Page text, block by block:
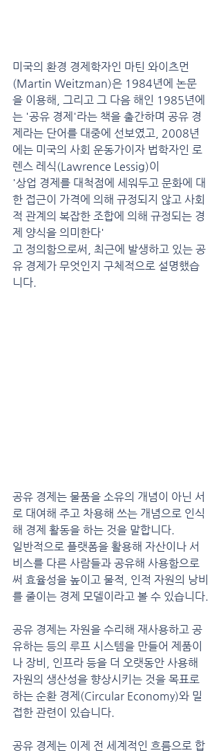
미국의 환경 경제학자인 마틴 와이츠먼
(Martin Weitzman)은 1984년에 논문
을 이용해, 그리고 그 다음 해인 1985년에
는 '공유 경제'라는 책을 출간하며 공유 경
제라는 단어를 대중에 선보였고, 2008년
에는 미국의 사회 운동가이자 법학자인 로
렌스 레식(Lawrence Lessig)이
'상업 경제를 대척점에 세워두고 문화에 대
한 접근이 가격에 의해 규정되지 않고 사회
적 관계의 복잡한 조합에 의해 규정되는 경
제 양식을 의미한다'
고 정의함으로써, 최근에 발생하고 있는 공
유 경제가 무엇인지 구체적으로 설명했습
니다.
공유 경제는 물품을 소유의 개념이 아닌 서
로 대여해 주고 차용해 쓰는 개념으로 인식
해 경제 활동을 하는 것을 말합니다.
일반적으로 플랫폼을 활용해 자산이나 서
비스를 다른 사람들과 공유해 사용함으로
써 효율성을 높이고 물적, 인적 자원의 낭비
를 줄이는 경제 모델이라고 볼 수 있습니다.
공유 경제는 자원을 수리해 재사용하고 공
유하는 등의 루프 시스템을 만들어 제품이
나 장비, 인프라 등을 더 오랫동안 사용해
자원의 생산성을 향상시키는 것을 목표로
하는 순환 경제(Circular Economy)와 밀
접한 관련이 있습니다.
공유 경제는 이제 전 세계적인 흐름으로 합